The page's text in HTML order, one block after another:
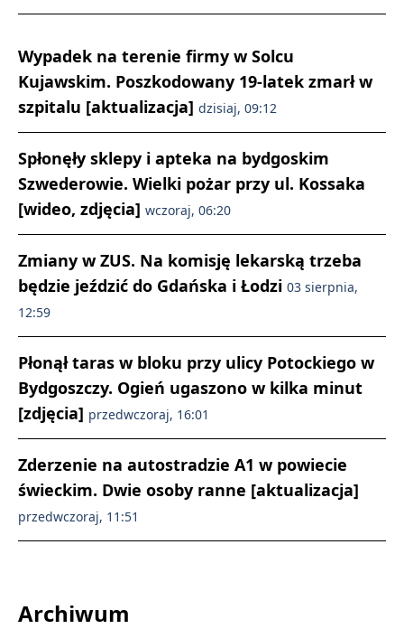
Wypadek na terenie firmy w Solcu
Kujawskim. Poszkodowany 19-latek zmarł w
szpitalu [aktualizacja] dzisiaj, 09:12
Spłonęły sklepy i apteka na bydgoskim
Szwederowie. Wielki pożar przy ul. Kossaka
[wideo, zdjęcia] wczoraj, 06:20
Zmiany w ZUS. Na komisję lekarską trzeba
będzie jeździć do Gdańska i Łodzi 03 sierpnia,
12:59
Płonął taras w bloku przy ulicy Potockiego w
Bydgoszczy. Ogień ugaszono w kilka minut
[zdjęcia] przedwczoraj, 16:01
Zderzenie na autostradzie A1 w powiecie
świeckim. Dwie osoby ranne [aktualizacja]
przedwczoraj, 11:51
Archiwum